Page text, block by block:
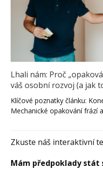
Lhali nám: Proč
váš osobní rozvoj (a jak
Klíčové poznatky článku:
Mechanické opakování frází
Zkuste náš interaktivní
Mám předpoklady stát